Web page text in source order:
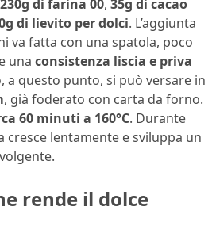
230g di farina 00, 35g di cacao
di lievito per dolci. L’aggiunta
va fatta con una spatola, poco
una consistenza liscia e priva
a questo punto, si può versare in
, già foderato con carta da forno.
60 minuti a 160°C. Durante
lentamente e sviluppa un
rende il dolce